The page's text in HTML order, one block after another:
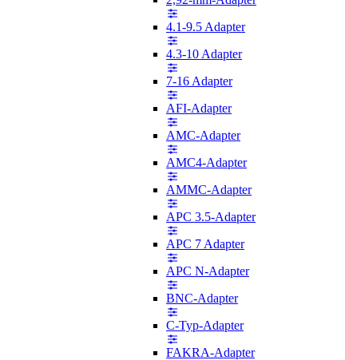
4.1-9.5 Adapter
4.3-10 Adapter
7-16 Adapter
AFI-Adapter
AMC-Adapter
AMC4-Adapter
AMMC-Adapter
APC 3.5-Adapter
APC 7 Adapter
APC N-Adapter
BNC-Adapter
C-Typ-Adapter
FAKRA-Adapter